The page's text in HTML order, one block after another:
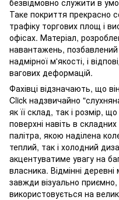
Таке покриття прекрасно
трафіку торгових площ і
офісах. Матеріал,
навантажень,
надмірної м'якості, і
вагових деформацій.
Фахівці відзначають, що
Click надзвичайно
як її склад, так і розмір,
поверхні навіть в
палітра, якою наділена
теплий, так і холодний
акцентуватиме увагу на
власника. Відмінні
завжди візуально
використовується на